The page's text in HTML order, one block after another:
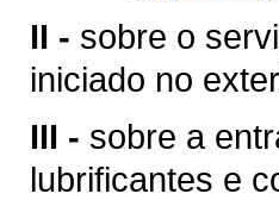
II - sobre o
iniciado no
III - sobre a
lubrificantes e